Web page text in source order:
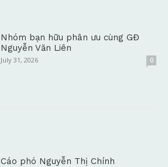
Nhóm bạn hữu phân ưu cùng GĐ
Nguyễn Văn Liên
July 31, 2026 0
Cáo phó Nguyễn Thị Chính